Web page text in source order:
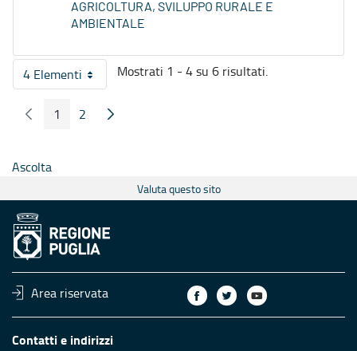
AGRICOLTURA, SVILUPPO RURALE E
AMBIENTALE
4 ElementiPer pagina
Mostrati 1 - 4 su 6 risultati.
Pagina Precedente
Pagina
1 Pagina
2 Pagina Seguente
Ascolta
Valuta questo sito
Area riservata
Contatti e indirizzi